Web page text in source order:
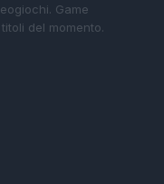
Game
del momento.